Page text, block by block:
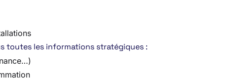
toutes les informations stratégiques :